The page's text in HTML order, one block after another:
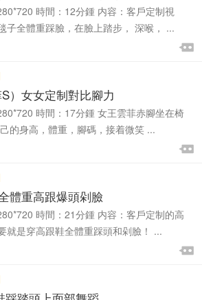
時間：12分鍾 内容：客戶定制視
子全體重踩臉，在臉上踏步， 深喉， ...


）女女定制對比腳力
時間：17分鍾 女王雲菲赤腳坐在椅
的身高，體重，腳碼，接着微笑 ...


體重高跟爆頭剁臉
時間：21分鍾 内容：客戶定制的高
就是穿高跟鞋全體重踩頭和剁臉！ ...

